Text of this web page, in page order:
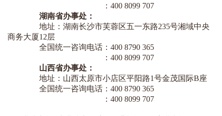
：400 8099 707
湖南省办事处：
地址：湖南长沙市芙蓉区五一东路235号湘域中央
商务大厦12层
全国统一咨询电话：400 8790 365
：400 8099 707
山西省办事处：
地址：山西太原市小店区平阳路1号金茂国际B座
全国统一咨询电话：400 8790 365
：400 8099 707